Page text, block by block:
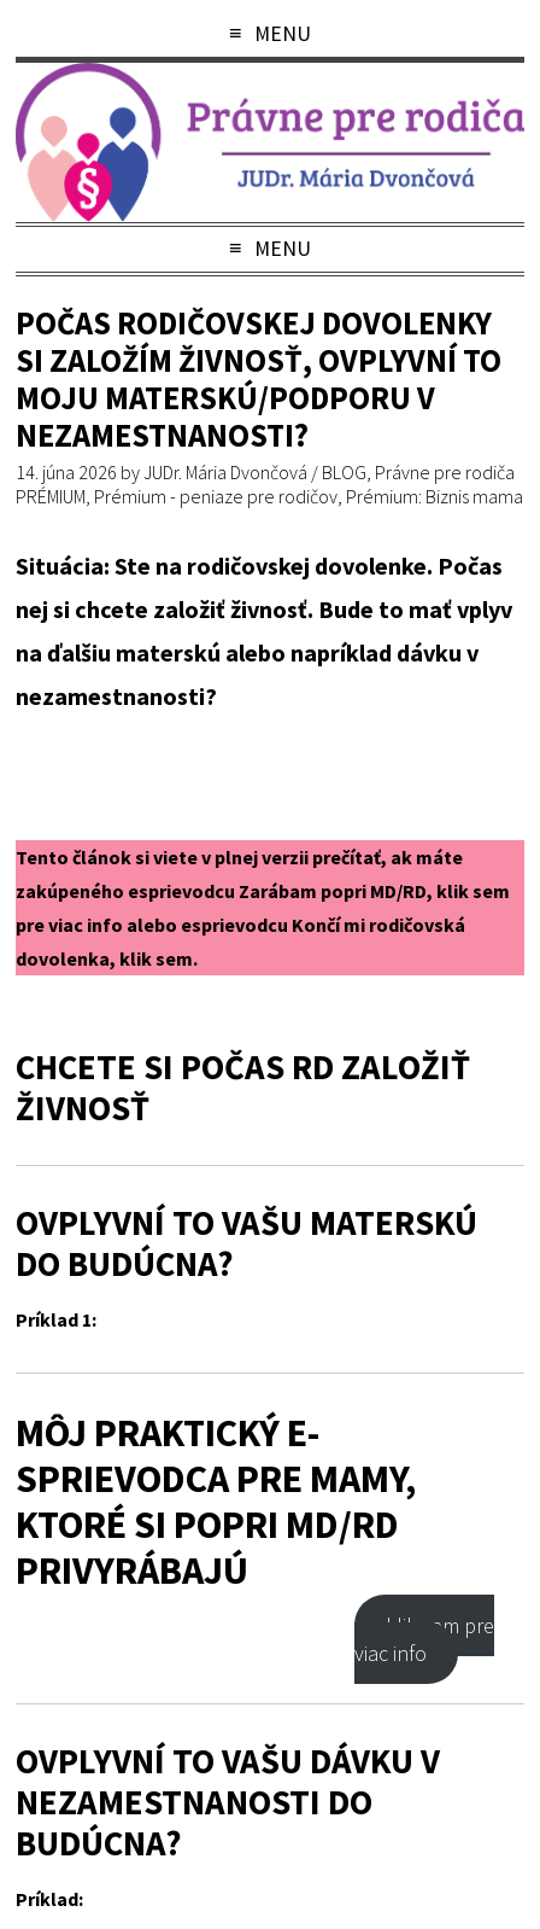
MENU
MENU
POČAS RODIČOVSKEJ DOVOLENKY
SI ZALOŽÍM ŽIVNOSŤ, OVPLYVNÍ TO
MOJU MATERSKÚ/PODPORU V
NEZAMESTNANOSTI?
14. júna 2026 byJUDr. Mária Dvončová / BLOG, Právne pre rodiča
PRÉMIUM, Prémium - peniaze pre rodičov, Prémium: Biznis mama
Situácia: Ste na rodičovskej dovolenke. Počas
nej si chcete založiť živnosť. Bude to mať vplyv
na ďalšiu materskú alebo napríklad dávku v
nezamestnanosti?
Tento článok si viete v plnej verzii prečítať, ak máte
zakúpeného esprievodcu Zarábam popri MD/RD, klik sem
pre viac info alebo esprievodcu Končí mi rodičovská
dovolenka, klik sem.
CHCETE SI POČAS RD ZALOŽIŤ
ŽIVNOSŤ
OVPLYVNÍ TO VAŠU MATERSKÚ
DO BUDÚCNA?
Príklad 1:
MÔJ PRAKTICKÝ E-
SPRIEVODCA PRE MAMY,
KTORÉ SI POPRI MD/RD
PRIVYRÁBAJÚ
klik sem pre
viac info
OVPLYVNÍ TO VAŠU DÁVKU V
NEZAMESTNANOSTI DO
BUDÚCNA?
Príklad: